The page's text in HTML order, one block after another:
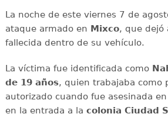
La noche de este viernes 7 de
ataque armado en Mixco, que dejó
fallecida dentro de su vehículo.
La víctima fue identificada como
de 19 años, quien trabajaba como
autorizado cuando fue asesinada
en la entrada a la colonia Ciudad